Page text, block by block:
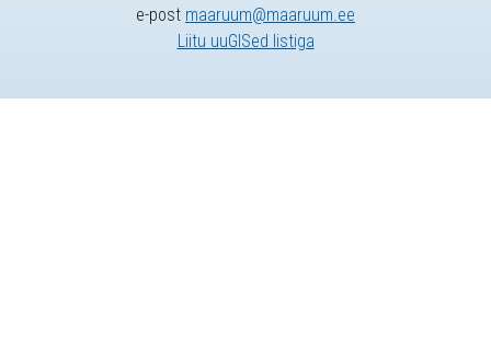
e-post maaruum@maaruum.ee
Liitu uuGISed listiga